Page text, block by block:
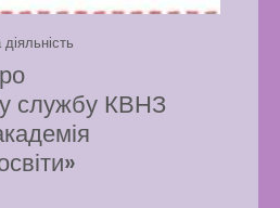
службу КВНЗ